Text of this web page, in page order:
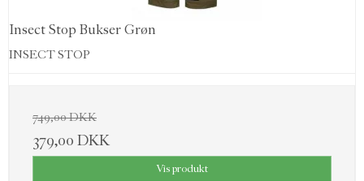
Insect Stop Bukser Grøn
INSECT STOP
749,00 DKK
379,00 DKK
Vis produkt